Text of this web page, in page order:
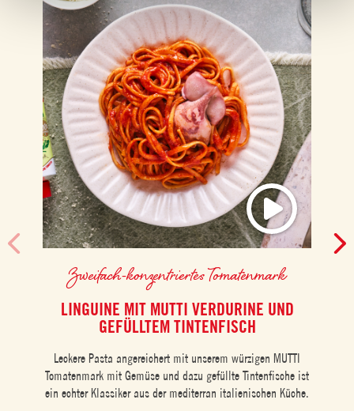
Zweifach-konzentriertes Tomatenmark
LINGUINE MIT MUTTI VERDURINE UND
GEFÜLLTEM TINTENFISCH
Leckere Pasta angereichert mit unserem würzigen MUTTI
Tomatenmark mit Gemüse und dazu gefüllte Tintenfische ist
ein echter Klassiker aus der mediterran italienischen Küche.